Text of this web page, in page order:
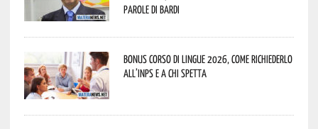
parole di Bardi
Bonus corso di lingue 2026, come richiederlo
all’INPS e a chi spetta